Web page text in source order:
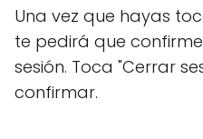
Una vez que hayas
te pedirá que
sesión. Toca "Cerrar
confirmar.